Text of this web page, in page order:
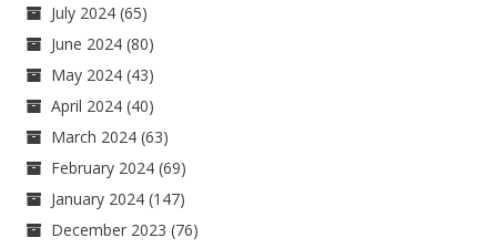
July 2024 (65)
June 2024 (80)
May 2024 (43)
April 2024 (40)
March 2024 (63)
February 2024 (69)
January 2024 (147)
December 2023 (76)